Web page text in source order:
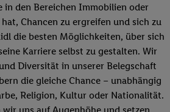
in den Bereichen Immobilien oder
Chancen zu ergreifen und sich zu
die besten Möglichkeiten, über sich
Karriere selbst zu gestalten. Wir
Diversität in unserer Belegschaft
die gleiche Chance – unabhängig
Religion, Kultur oder Nationalität.